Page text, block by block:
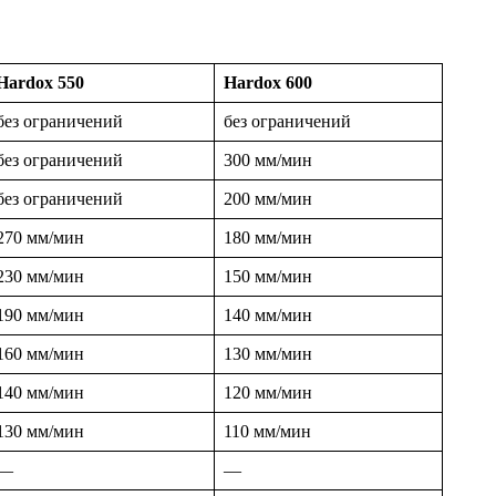
550 Hardox 600
ограничений без ограничений
ограничений 300 мм/мин
ограничений 200 мм/мин
мм/мин 180 мм/мин
мм/мин 150 мм/мин
мм/мин 140 мм/мин
мм/мин 130 мм/мин
мм/мин 120 мм/мин
мм/мин 110 мм/мин
—